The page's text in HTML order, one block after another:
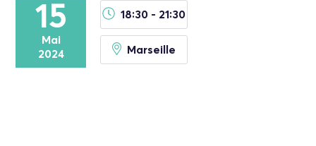
15
Mai
2024
18:30 - 21:30
Marseille